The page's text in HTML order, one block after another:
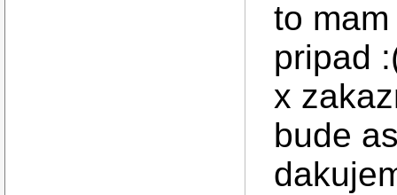
to
pripad
x
bude